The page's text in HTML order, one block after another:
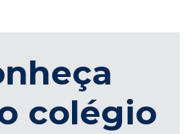
colégio